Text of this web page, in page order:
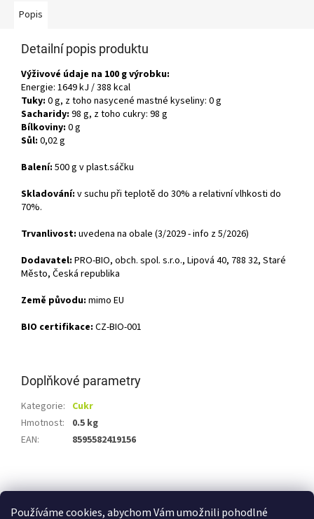
Používáme cookies, abychom Vám umožnili pohodlné
Popis
Detailní popis produktu
Výživové údaje na 100 g výrobku:
Energie: 1649 kJ / 388 kcal
Tuky: 0 g, z toho nasycené mastné kyseliny: 0 g
Sacharidy: 98 g, z toho cukry: 98 g
Bílkoviny: 0 g
Sůl: 0,02 g
Balení: 500 g v plast.sáčku
Skladování: v suchu při teplotě do 30% a relativní vlhkosti do
70%.
Trvanlivost: uvedena na obale (3/2029 - info z 5/2026)
Dodavatel: PRO-BIO, obch. spol. s.r.o., Lipová 40, 788 32, Staré
Město, Česká republika
Země původu: mimo EU
BIO certifikace: CZ-BIO-001
Doplňkové parametry
Kategorie: Cukr
Hmotnost:
0.5 kg
EAN: 8595582419156
á